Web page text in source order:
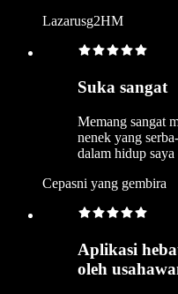
Lazarusg2HM
Suka sangat
Memang sangat
nenek yang
dalam hidup saya
Cepasni yang gembira
Aplikasi
oleh